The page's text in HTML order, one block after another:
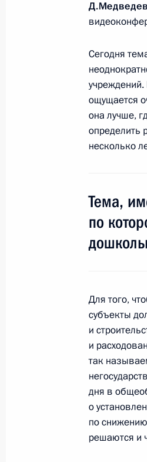
Указ «Об
6 июля 2011
6 июля 2011
Дмитрий
5 июля 2011
Дмитрий
Балкарии
Сегодня
ощущается
она лучше,
определить
несколько
Тема,
по
Для того,
субъекты
и
и
так
дня в
о
по
решаются и